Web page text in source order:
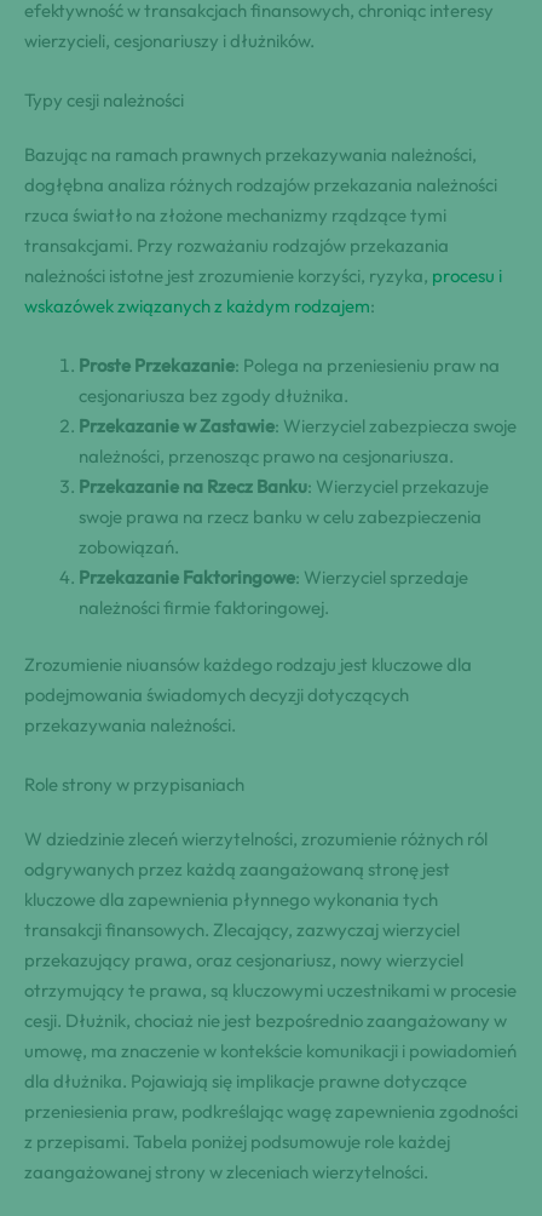
efektywność w transakcjach finansowych, chroniąc interesy
wierzycieli, cesjonariuszy i dłużników.
Typy cesji należności
Bazując na ramach prawnych przekazywania należności,
dogłębna analiza różnych rodzajów przekazania należności
rzuca światło na złożone mechanizmy rządzące tymi
transakcjami. Przy rozważaniu rodzajów przekazania
należności istotne jest zrozumienie korzyści, ryzyka, procesu i
wskazówek związanych z każdym rodzajem:
Proste Przekazanie: Polega na przeniesieniu praw na
cesjonariusza bez zgody dłużnika.
Przekazanie w Zastawie: Wierzyciel zabezpiecza swoje
należności, przenosząc prawo na cesjonariusza.
Przekazanie na Rzecz Banku: Wierzyciel przekazuje
swoje prawa na rzecz banku w celu zabezpieczenia
zobowiązań.
Przekazanie Faktoringowe: Wierzyciel sprzedaje
należności firmie faktoringowej.
Zrozumienie niuansów każdego rodzaju jest kluczowe dla
podejmowania świadomych decyzji dotyczących
przekazywania należności.
Role strony w przypisaniach
W dziedzinie zleceń wierzytelności, zrozumienie różnych ról
odgrywanych przez każdą zaangażowaną stronę jest
kluczowe dla zapewnienia płynnego wykonania tych
transakcji finansowych. Zlecający, zazwyczaj wierzyciel
przekazujący prawa, oraz cesjonariusz, nowy wierzyciel
otrzymujący te prawa, są kluczowymi uczestnikami w procesie
cesji. Dłużnik, chociaż nie jest bezpośrednio zaangażowany w
umowę, ma znaczenie w kontekście komunikacji i powiadomień
dla dłużnika. Pojawiają się implikacje prawne dotyczące
przeniesienia praw, podkreślając wagę zapewnienia zgodności
z przepisami. Tabela poniżej podsumowuje role każdej
zaangażowanej strony w zleceniach wierzytelności.